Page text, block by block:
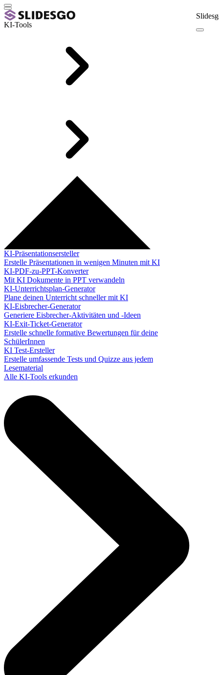
KI-Tools
KI-Präsentationsersteller
Erstelle Präsentationen in wenigen Minuten mit KI
KI-PDF-zu-PPT-Konverter
Mit KI Dokumente in PPT verwandeln
KI-Unterrichtsplan-Generator
Plane deinen Unterricht schneller mit KI
KI-Eisbrecher-Generator
Generiere Eisbrecher-Aktivitäten und -Ideen
KI-Exit-Ticket-Generator
Erstelle schnelle formative Bewertungen für deine
SchülerInnen
KI Test-Ersteller
Erstelle umfassende Tests und Quizze aus jedem
Lesematerial
Alle KI-Tools erkunden